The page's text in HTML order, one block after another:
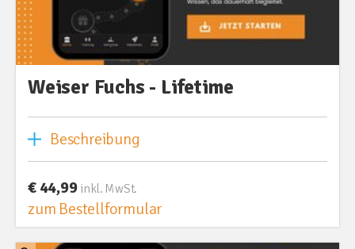
Weiser Fuchs - Lifetime
Beschreibung
€ 44,99 inkl. MwSt.
zum Bestellformular